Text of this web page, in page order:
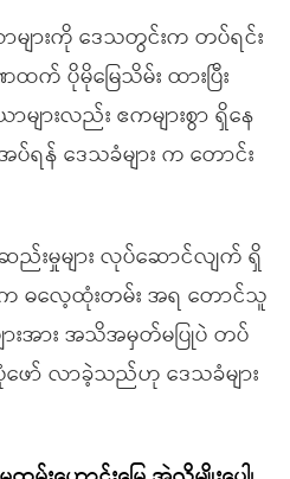
များကို ဒေသတွင်းက တပ်ရင်း
ပိုမိုမြေသိမ်း ထားပြီး
ျားလည်း ဧကများစွာ ရှိနေ
န် ဒေသခံများ က တောင်း
ည်းမှုများ လုပ်ဆောင်လျက် ရှိ
ဓလေ့ထုံးတမ်း အရ တောင်သူ
ျားအား အသိအမှတ်မပြုပဲ တပ်
ပုံဖော် လာခဲ့သည်ဟု ဒေသခံများ